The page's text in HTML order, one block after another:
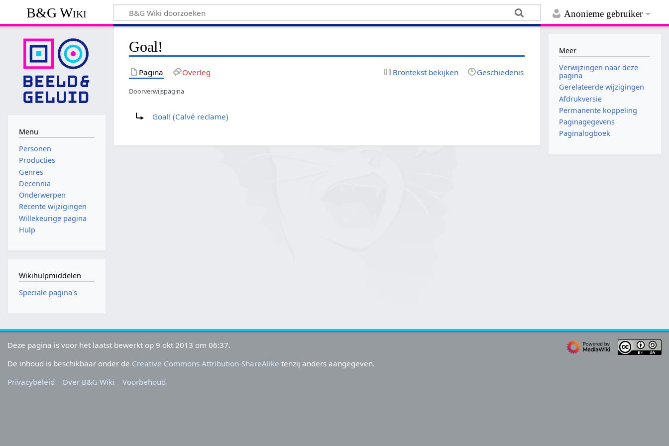
Anonieme gebruiker
B&G Wiki
Goal!
Pagina Overleg Brontekst bekijken Geschiedenis
Doorverwijspagina
Goal! (Calvé reclame)
Menu
Personen
Producties
Genres
Decennia
Onderwerpen
Recente wijzigingen
Willekeurige pagina
Hulp
Wikihulpmiddelen
Speciale pagina's
Meer
Verwijzingen naar deze
pagina
Gerelateerde wijzigingen
Afdrukversie
Permanente koppeling
Paginagegevens
Paginalogboek
Deze pagina is voor het laatst bewerkt op 9 okt 2013 om 06:37.
De inhoud is beschikbaar onder de Creative Commons Attribution-ShareAlike tenzij anders aangegeven.
Privacybeleid
Over B&G Wiki Voorbehoud